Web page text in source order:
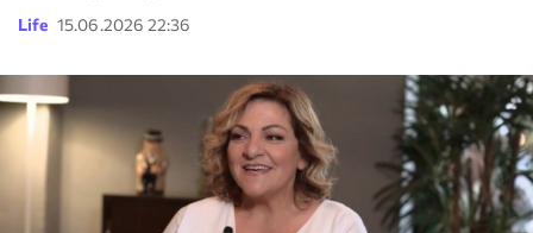
Life 15.06.2026 22:36